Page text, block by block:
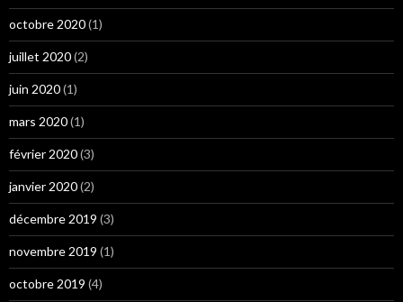
octobre 2020(1)
juillet 2020(2)
juin 2020(1)
mars 2020(1)
février 2020(3)
janvier 2020(2)
décembre 2019 (3)
novembre 2019 (1)
octobre 2019 (4)